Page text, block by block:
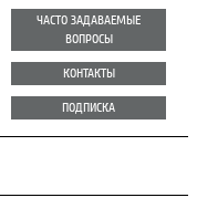
ЧАСТО ЗАДАВАЕМЫЕ
ВОПРОСЫ
КОНТАКТЫ
ПОДПИСКА